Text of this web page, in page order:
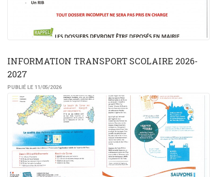
INFORMATION TRANSPORT SCOLAIRE 2026-
2027
PUBLIÉ LE 11/05/2026